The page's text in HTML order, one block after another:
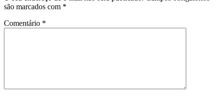
são marcados com *
Comentário *